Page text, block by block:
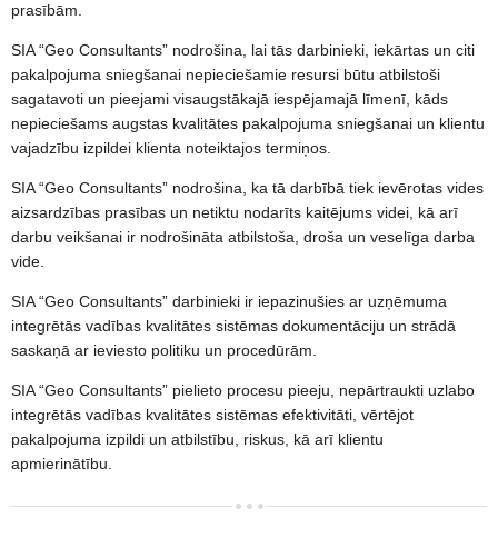
▼
Vides izpēte
Laboratorija
Kontakti
prasībām.
SIA “Geo Consultants” nodrošina, lai tās darbinieki, iekārtas un citi
pakalpojuma sniegšanai nepieciešamie resursi būtu atbilstoši
sagatavoti un pieejami visaugstākajā iespējamajā līmenī, kāds
nepieciešams augstas kvalitātes pakalpojuma sniegšanai un klientu
vajadzību izpildei klienta noteiktajos termiņos.
SIA “Geo Consultants” nodrošina, ka tā darbībā tiek ievērotas vides
aizsardzības prasības un netiktu nodarīts kaitējums videi, kā arī
darbu veikšanai ir nodrošināta atbilstoša, droša un veselīga darba
vide.
SIA “Geo Consultants” darbinieki ir iepazinušies ar uzņēmuma
integrētās vadības kvalitātes sistēmas dokumentāciju un strādā
saskaņā ar ieviesto politiku un procedūrām.
SIA “Geo Consultants” pielieto procesu pieeju, nepārtraukti uzlabo
integrētās vadības kvalitātes sistēmas efektivitāti, vērtējot
pakalpojuma izpildi un atbilstību, riskus, kā arī klientu
apmierinātību.